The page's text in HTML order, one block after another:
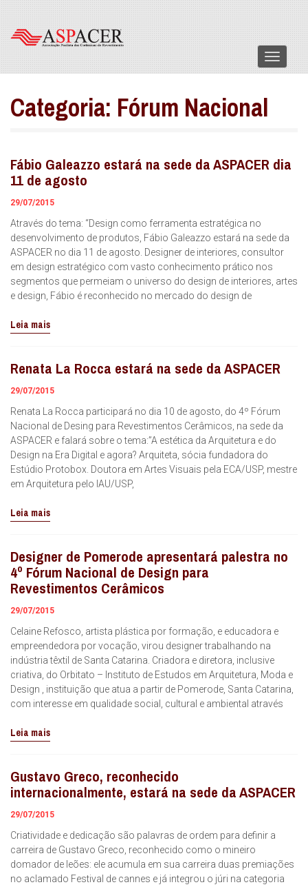
Menu
Categoria: Fórum Nacional
Fábio Galeazzo estará na sede da ASPACER dia
11 de agosto
29/07/2015
Através do tema: “Design como ferramenta estratégica no
desenvolvimento de produtos, Fábio Galeazzo estará na sede da
ASPACER no dia 11 de agosto. Designer de interiores, consultor
em design estratégico com vasto conhecimento prático nos
segmentos que permeiam o universo do design de interiores, artes
e design, Fábio é reconhecido no mercado do design de
Leia mais
Renata La Rocca estará na sede da ASPACER
29/07/2015
Renata La Rocca participará no dia 10 de agosto, do 4º Fórum
Nacional de Desing para Revestimentos Cerâmicos, na sede da
ASPACER e falará sobre o tema:”A estética da Arquitetura e do
Design na Era Digital e agora? Arquiteta, sócia fundadora do
Estúdio Protobox. Doutora em Artes Visuais pela ECA/USP, mestre
em Arquitetura pelo IAU/USP,
Leia mais
Designer de Pomerode apresentará palestra no
4º Fórum Nacional de Design para
Revestimentos Cerâmicos
29/07/2015
Celaine Refosco, artista plástica por formação, e educadora e
empreendedora por vocação, virou designer trabalhando na
indústria têxtil de Santa Catarina. Criadora e diretora, inclusive
criativa, do Orbitato – Instituto de Estudos em Arquitetura, Moda e
Design , instituição que atua a partir de Pomerode, Santa Catarina,
com interesse em qualidade social, cultural e ambiental através
Leia mais
Gustavo Greco, reconhecido
internacionalmente, estará na sede da ASPACER
29/07/2015
Criatividade e dedicação são palavras de ordem para definir a
carreira de Gustavo Greco, reconhecido como o mineiro
domador de leões: ele acumula em sua carreira duas premiações
no aclamado Festival de cannes e já integrou o júri na categoria